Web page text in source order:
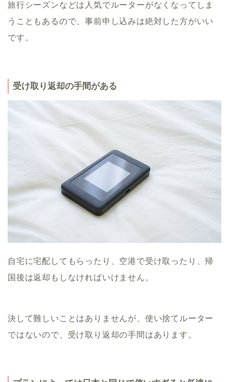
旅行シーズンなどは人気でルーターがなくなってしま
うこともあるので、事前申し込みは絶対した方がいい
です。
受け取り返却の手間がある
自宅に宅配してもらったり、空港で受け取ったり、帰
国後は返却もしなければいけません。
決して難しいことはありませんが、使い捨てルーター
ではないので、受け取り返却の手間はあります。